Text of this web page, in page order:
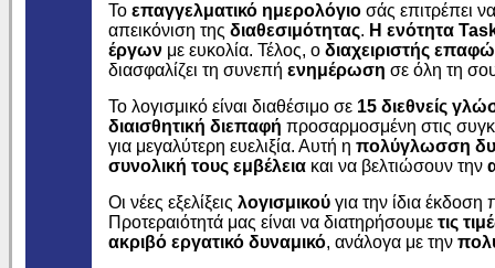
Το επαγγελματικό ημερολόγιο σάς επιτρέπει
απεικόνιση της διαθεσιμότητας. Η ενότητα
έργων με ευκολία. Τέλος, ο διαχειριστής
διασφαλίζει τη συνεπή ενημέρωση σε όλη τη
Το λογισμικό είναι διαθέσιμο σε 15 διεθνείς
διαισθητική διεπαφή προσαρμοσμένη στις
για μεγαλύτερη ευελιξία. Αυτή η πολύγλωσση
συνολική τους εμβέλεια και να βελτιώσουν την
Οι νέες εξελίξεις λογισμικού για την ίδια
Προτεραιότητά μας είναι να διατηρήσουμε τις
ακριβό εργατικό δυναμικό, ανάλογα με την